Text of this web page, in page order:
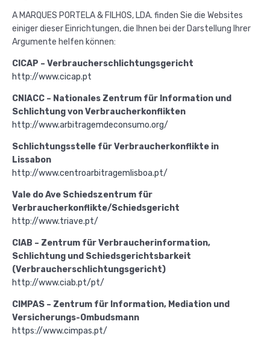
A MARQUES PORTELA & FILHOS, LDA. finden Sie die Websites
einiger dieser Einrichtungen, die Ihnen bei der Darstellung Ihrer
Argumente helfen können:
CICAP – Verbraucherschlichtungsgericht
http://www.cicap.pt
CNIACC – Nationales Zentrum für Information und
Schlichtung von Verbraucherkonflikten
http://www.arbitragemdeconsumo.org/
Schlichtungsstelle für Verbraucherkonflikte in
Lissabon
http://www.centroarbitragemlisboa.pt/
Vale do Ave Schiedszentrum für
Verbraucherkonflikte/Schiedsgericht
http://www.triave.pt/
CIAB – Zentrum für Verbraucherinformation,
Schlichtung und Schiedsgerichtsbarkeit
(Verbraucherschlichtungsgericht)
http://www.ciab.pt/pt/
CIMPAS – Zentrum für Information, Mediation und
Versicherungs-Ombudsmann
https://www.cimpas.pt/